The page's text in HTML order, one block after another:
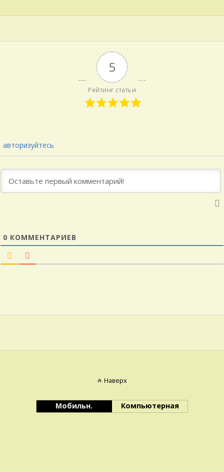
5
Рейтинг статьи
авторизуйтесь
0 КОММЕНТАРИЕВ
Наверх
Мобильн. Компьютерная